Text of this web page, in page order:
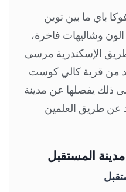
باي ما بين توين
وشاليهات فاخرة،
القرية في الكيلو 211 طريق الإسكندرية مرسى
من قرية كالي كوست
ذلك يفصلها عن مدينة
وتبعد عن طريق العلمين
المستقبل